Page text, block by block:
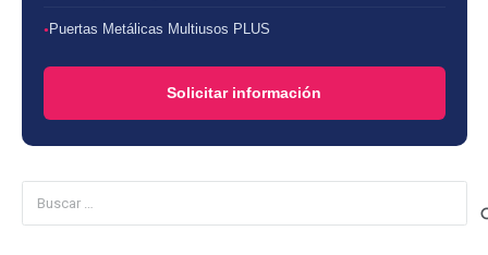
Puertas Metálicas Multiusos PLUS
Solicitar información